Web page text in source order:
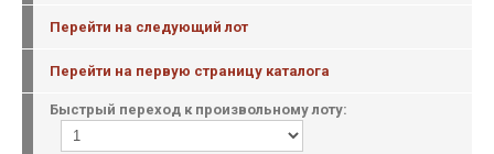
Перейти на следующий лот
Перейти на первую страницу каталога
Быстрый переход к произвольному лоту: